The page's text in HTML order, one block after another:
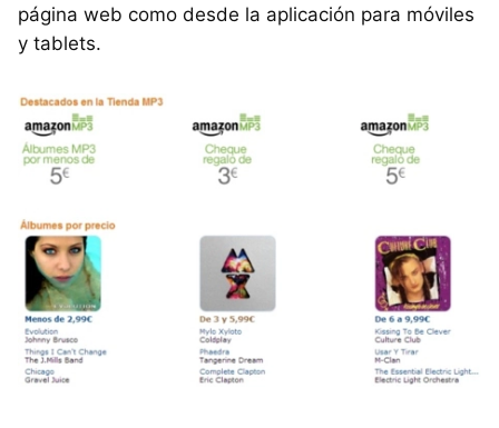
página web como desde la aplicación para móviles
y tablets.